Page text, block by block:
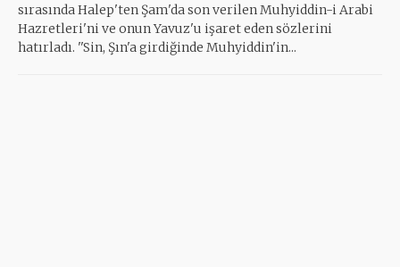
sırasında Halep'ten Şam'da son verilen Muhyiddin-i Arabi
Hazretleri'ni ve onun Yavuz'u işaret eden sözlerini
hatırladı. ''Sin, Şın'a girdiğinde Muhyiddin'in...